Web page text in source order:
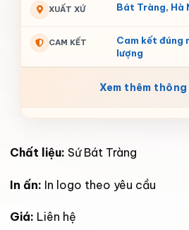
XUẤT XỨ Bát Tràng, Hà
CAM KẾT
Cam kết đúng
lượng
Xem thêm thông
Chất liệu: Sứ Bát Tràng
In ấn: In logo theo yêu cầu
Giá: Liên hệ